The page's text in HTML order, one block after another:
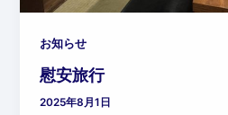
お知らせ
慰安旅行
2025年8月1日